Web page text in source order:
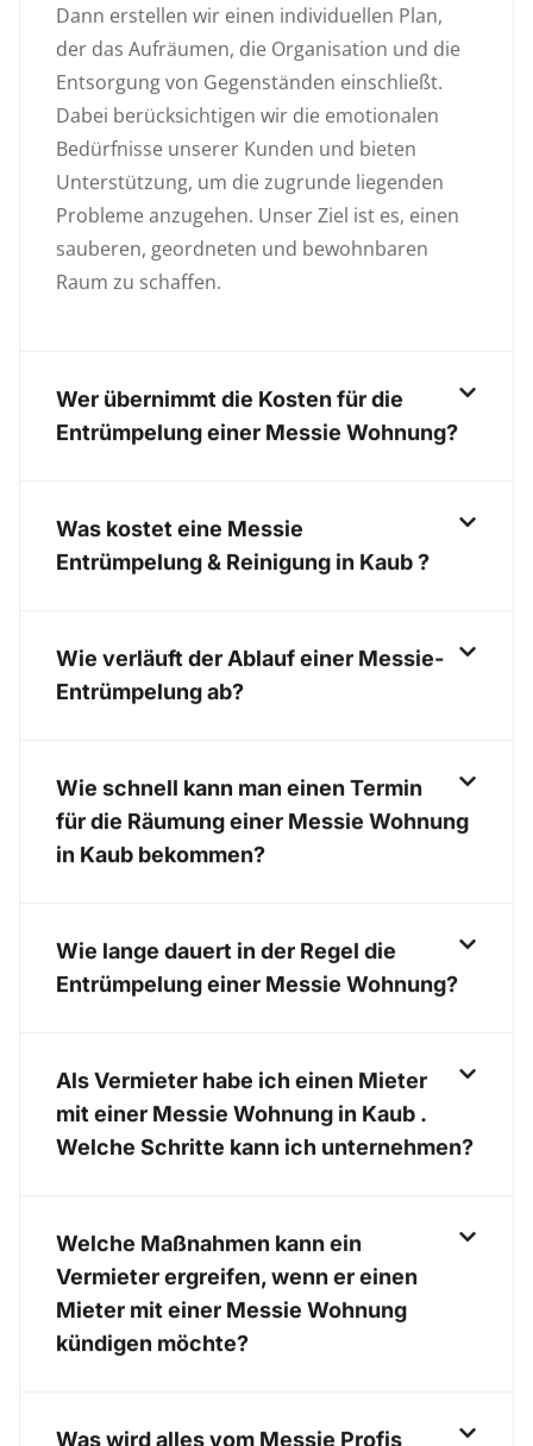
Dann erstellen wir einen individuellen Plan,
der das Aufräumen, die Organisation und die
Entsorgung von Gegenständen einschließt.
Dabei berücksichtigen wir die emotionalen
Bedürfnisse unserer Kunden und bieten
Unterstützung, um die zugrunde liegenden
Probleme anzugehen. Unser Ziel ist es, einen
sauberen, geordneten und bewohnbaren
Raum zu schaffen.
Wer übernimmt die Kosten für die
Entrümpelung einer Messie Wohnung?
Was kostet eine Messie
Entrümpelung & Reinigung in Kaub ?
Wie verläuft der Ablauf einer Messie-
Entrümpelung ab?
Wie schnell kann man einen Termin
für die Räumung einer Messie Wohnung
in Kaub bekommen?
Wie lange dauert in der Regel die
Entrümpelung einer Messie Wohnung?
Als Vermieter habe ich einen Mieter
mit einer Messie Wohnung in Kaub .
Welche Schritte kann ich unternehmen?
Welche Maßnahmen kann ein
Vermieter ergreifen, wenn er einen
Mieter mit einer Messie Wohnung
kündigen möchte?
Was wird alles vom Messie Profis